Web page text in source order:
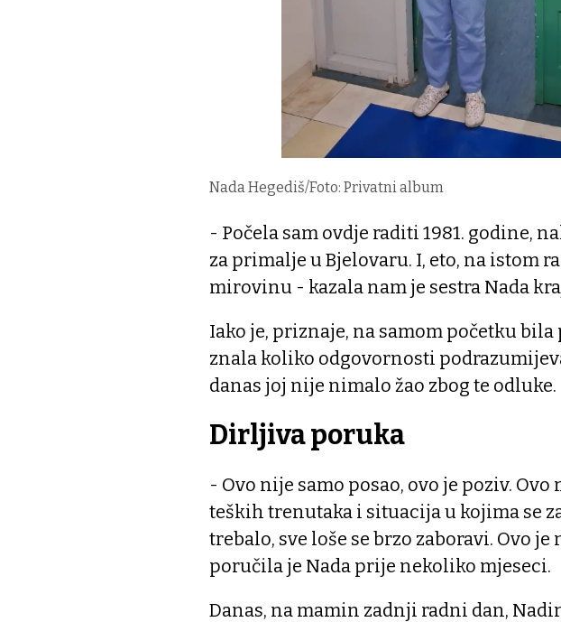
Nada Hegediš/Foto: Privatni album
- Počela sam ovdje raditi 1981. godine,
za primalje u Bjelovaru. I, eto, na istom
mirovinu - kazala nam je sestra Nada
Iako je, priznaje, na samom početku
znala koliko odgovornosti
danas joj nije nimalo žao zbog te odluke.
Dirljiva poruka
- Ovo nije samo posao, ovo je poziv.
teških trenutaka i situacija u kojima se
trebalo, sve loše se brzo zaboravi. Ovo
poručila je Nada prije nekoliko mjeseci.
Danas, na mamin zadnji radni dan,